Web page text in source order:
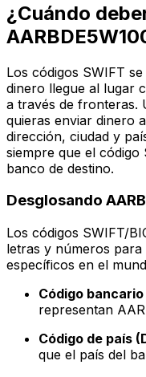
¿Cuándo
Los códigos SWIFT
dinero llegue al lugar
a través de fronteras.
quieras enviar dinero
dirección, ciudad y
siempre que el código
banco de destino.
Desglosando
Los códigos SWIFT/
letras y números
específicos en el
Código bancario
representan
Código de país
que el país del